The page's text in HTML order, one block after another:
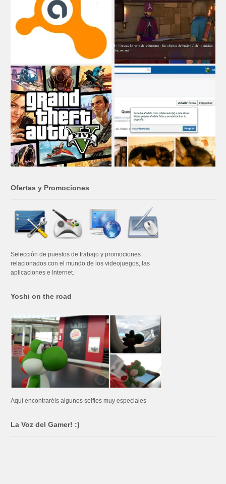
Ofertas y Promociones
Selección de puestos de trabajo y promociones
relacionados con el mundo de los videojuegos, las
aplicaciones e Internet.
Yoshi on the road
Aquí encontraréis algunos selfies muy especiales
La Voz del Gamer! :)